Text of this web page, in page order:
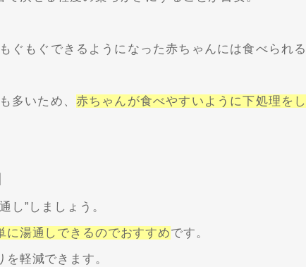
ぐもぐできるようになった赤ちゃんには食べられる
多いため、 赤ちゃんが食べやすいように下処理をし
し”しましょう。
に湯通しできるのでおすすめです。
軽減できます。